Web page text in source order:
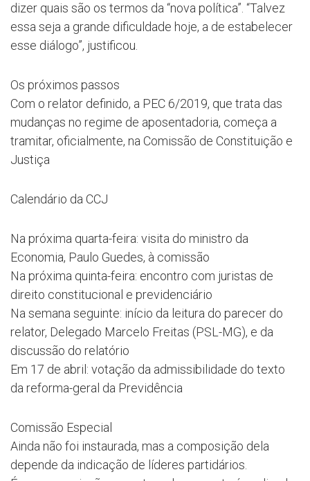
dizer quais são os termos da “nova política”. “Talvez
essa seja a grande dificuldade hoje, a de estabelecer
esse diálogo”, justificou.
Os próximos passos
Com o relator definido, a PEC 6/2019, que trata das
mudanças no regime de aposentadoria, começa a
tramitar, oficialmente, na Comissão de Constituição e
Justiça
Calendário da CCJ
Na próxima quarta-feira: visita do ministro da
Economia, Paulo Guedes, à comissão
Na próxima quinta-feira: encontro com juristas de
direito constitucional e previdenciário
Na semana seguinte: início da leitura do parecer do
relator, Delegado Marcelo Freitas (PSL-MG), e da
discussão do relatório
Em 17 de abril: votação da admissibilidade do texto
da reforma-geral da Previdência
Comissão Especial
Ainda não foi instaurada, mas a composição dela
depende da indicação de líderes partidários.